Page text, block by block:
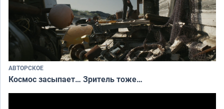
АВТОРСКОЕ
Космос засыпает… Зритель тоже…